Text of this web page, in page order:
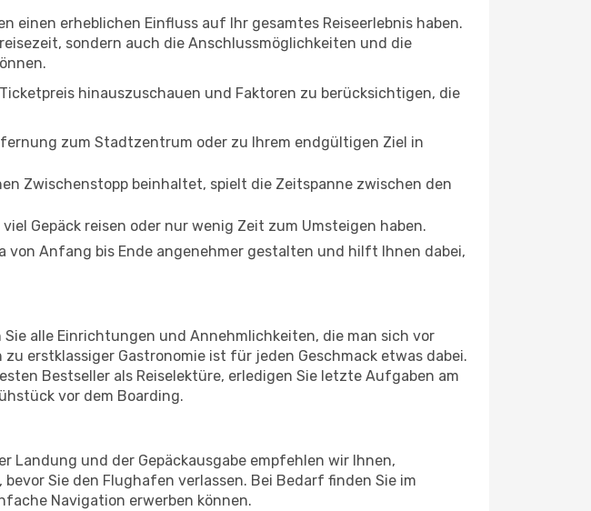
einen erheblichen Einfluss auf Ihr gesamtes Reiseerlebnis haben.
sondern auch die Anschlussmöglichkeiten und die
hinauszuschauen und Faktoren zu berücksichtigen, die
zum Stadtzentrum oder zu Ihrem endgültigen Ziel in
Zwischenstopp beinhaltet, spielt die Zeitspanne zwischen den
Gepäck reisen oder nur wenig Zeit zum Umsteigen haben.
von Anfang bis Ende angenehmer gestalten und hilft Ihnen dabei,
alle Einrichtungen und Annehmlichkeiten, die man sich vor
erstklassiger Gastronomie ist für jeden Geschmack etwas dabei.
Bestseller als Reiselektüre, erledigen Sie letzte Aufgaben am
vor dem Boarding.
Landung und der Gepäckausgabe empfehlen wir Ihnen,
Sie den Flughafen verlassen. Bei Bedarf finden Sie im
Navigation erwerben können.